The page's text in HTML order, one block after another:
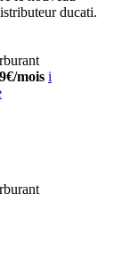
ducati.
mois i